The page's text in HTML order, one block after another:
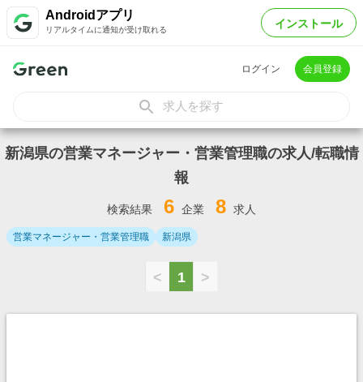
Androidアプリ
リアルタイムに通知が受け取れる インストール
ログイン 会員登録
求人を探す
新潟県の営業マネージャー・営業管理職の求人/転職情
報
検索結果 6 企業 8 求人
営業マネージャー・営業管理職 新潟県
< 1 >